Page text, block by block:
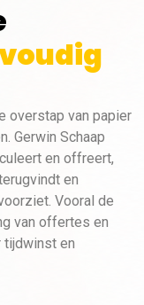
overstap van papier
Gerwin Schaap
en offreert,
en
Vooral de
van offertes en
tijdwinst en